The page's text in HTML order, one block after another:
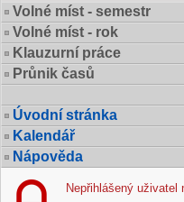
Volné míst - semestr
Volné míst - rok
Klauzurní práce
Průnik časů
Úvodní stránka
Kalendář
Nápověda
Nepřihlášený uživatel